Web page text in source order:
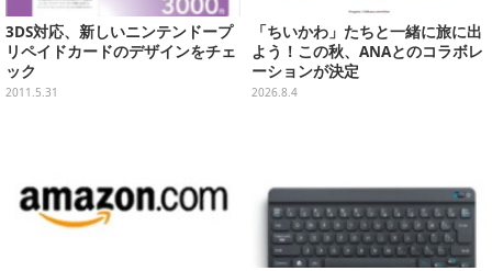
3DS対応、新しいニンテンドープ
リペイドカードのデザインをチェ
ック
2011.5.31
「ちいかわ」たちと一緒に旅に出
よう！この秋、ANAとのコラボレ
ーションが決定
2026.8.4